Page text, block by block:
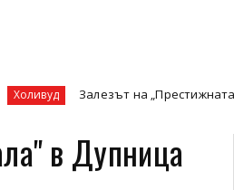
Залезът на „Престижната
в Дупница